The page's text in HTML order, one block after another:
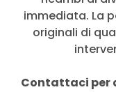
immediata. La
originali di
Contattaci per